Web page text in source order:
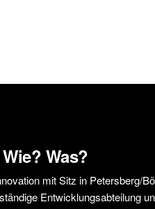
Was?
mit Sitz in Petersberg/
Entwicklungsabteilung